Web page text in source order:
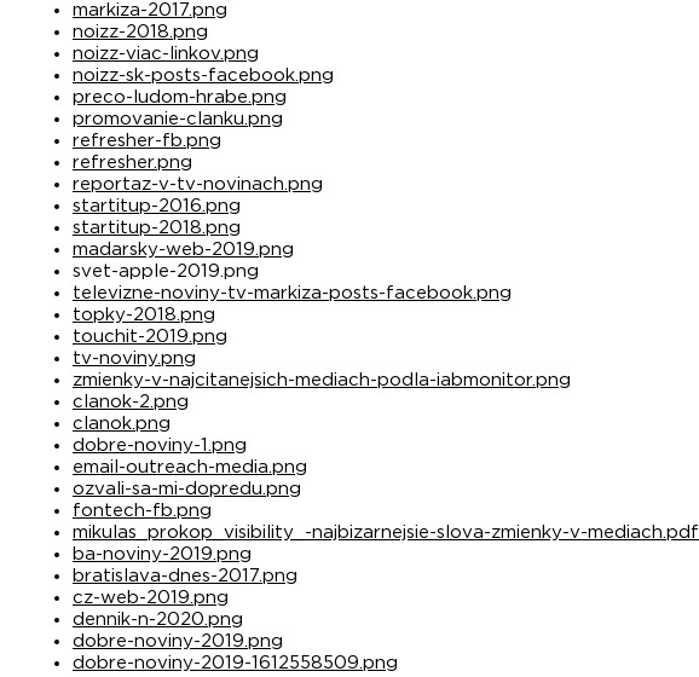
markiza-2017.png
noizz-2018.png
noizz-viac-linkov.png
noizz-sk-posts-facebook.png
preco-ludom-hrabe.png
promovanie-clanku.png
refresher-fb.png
refresher.png
reportaz-v-tv-novinach.png
startitup-2016.png
startitup-2018.png
madarsky-web-2019.png
svet-apple-2019.png
televizne-noviny-tv-markiza-posts-facebook.png
topky-2018.png
touchit-2019.png
tv-noviny.png
zmienky-v-najcitanejsich-mediach-podla-iabmonitor.png
clanok-2.png
clanok.png
dobre-noviny-1.png
email-outreach-media.png
ozvali-sa-mi-dopredu.png
fontech-fb.png
mikulas_prokop_visibility_-najbizarnejsie-slova-zmienky-v-mediach.pdf
ba-noviny-2019.png
bratislava-dnes-2017.png
cz-web-2019.png
dennik-n-2020.png
dobre-noviny-2019.png
dobre-noviny-2019-1612558509.png